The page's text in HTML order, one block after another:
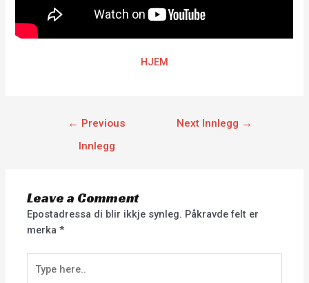
HJEM
← Previous
Innlegg
Next Innlegg →
Leave a Comment
Epostadressa di blir ikkje synleg. Påkravde felt er
merka*
here..